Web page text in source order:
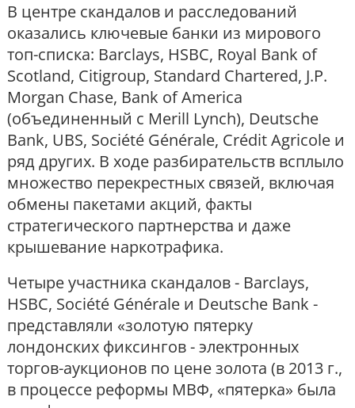
В центре скандалов и расследований
оказались ключевые банки из мирового
топ-списка: Barclays, HSBC, Royal Bank of
Scotland, Citigroup, Standard Chartered, J.P.
Morgan Chase, Bank of America
(объединенный с Merill Lynch), Deutsche
Bank, UBS, Société Générale, Crédit Agricole и
ряд других. В ходе разбирательств всплыло
множество перекрестных связей, включая
обмены пакетами акций, факты
стратегического партнерства и даже
крышевание наркотрафика.
Четыре участника скандалов - Barclays,
HSBC, Société Générale и Deutsche Bank -
представляли «золотую пятерку
лондонских фиксингов - электронных
торгов-аукционов по цене золота (в 2013 г.,
в процессе реформы МВФ, «пятерка» была